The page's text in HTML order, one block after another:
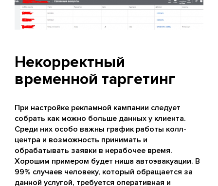
Некорректный
временной таргетинг
При настройке рекламной кампании следует
собрать как можно больше данных у клиента.
Среди них особо важны график работы колл-
центра и возможность принимать и
обрабатывать заявки в нерабочее время.
Хорошим примером будет ниша автоэвакуации. В
99% случаев человеку, который обращается за
данной услугой, требуется оперативная и